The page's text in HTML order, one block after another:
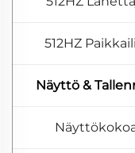
512HZ
Näyttö &